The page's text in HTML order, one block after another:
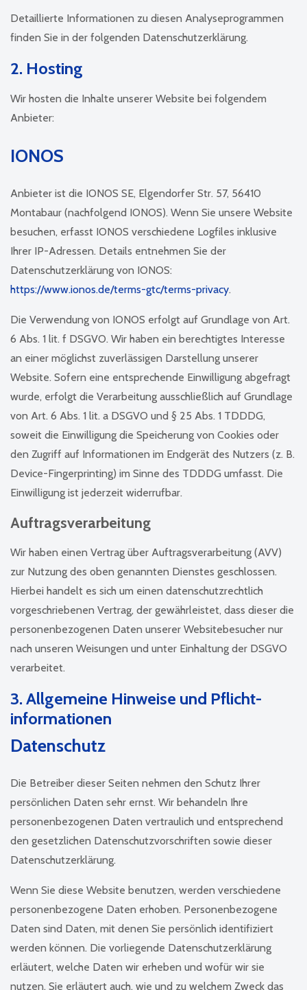
Detaillierte Informationen zu diesen Analyseprogrammen
finden Sie in der folgenden Datenschutzerklärung.
2. Hosting
Wir hosten die Inhalte unserer Website bei folgendem
Anbieter:
IONOS
Anbieter ist die IONOS SE, Elgendorfer Str. 57, 56410
Montabaur (nachfolgend IONOS). Wenn Sie unsere Website
besuchen, erfasst IONOS verschiedene Logfiles inklusive
Ihrer IP-Adressen. Details entnehmen Sie der
Datenschutzerklärung von IONOS:
https://www.ionos.de/terms-gtc/terms-privacy.
Die Verwendung von IONOS erfolgt auf Grundlage von Art.
6 Abs. 1 lit. f DSGVO. Wir haben ein berechtigtes Interesse
an einer möglichst zuverlässigen Darstellung unserer
Website. Sofern eine entsprechende Einwilligung abgefragt
wurde, erfolgt die Verarbeitung ausschließlich auf Grundlage
von Art. 6 Abs. 1 lit. a DSGVO und § 25 Abs. 1 TDDDG,
soweit die Einwilligung die Speicherung von Cookies oder
den Zugriff auf Informationen im Endgerät des Nutzers (z. B.
Device-Fingerprinting) im Sinne des TDDDG umfasst. Die
Einwilligung ist jederzeit widerrufbar.
Auftragsverarbeitung
Wir haben einen Vertrag über Auftragsverarbeitung (AVV)
zur Nutzung des oben genannten Dienstes geschlossen.
Hierbei handelt es sich um einen datenschutzrechtlich
vorgeschriebenen Vertrag, der gewährleistet, dass dieser die
personenbezogenen Daten unserer Websitebesucher nur
nach unseren Weisungen und unter Einhaltung der DSGVO
verarbeitet.
3. Allgemeine Hinweise und Pflicht­
informationen
Datenschutz
Die Betreiber dieser Seiten nehmen den Schutz Ihrer
persönlichen Daten sehr ernst. Wir behandeln Ihre
personenbezogenen Daten vertraulich und entsprechend
den gesetzlichen Datenschutzvorschriften sowie dieser
Datenschutzerklärung.
Wenn Sie diese Website benutzen, werden verschiedene
personenbezogene Daten erhoben. Personenbezogene
Daten sind Daten, mit denen Sie persönlich identifiziert
werden können. Die vorliegende Datenschutzerklärung
erläutert, welche Daten wir erheben und wofür wir sie
nutzen. Sie erläutert auch, wie und zu welchem Zweck das